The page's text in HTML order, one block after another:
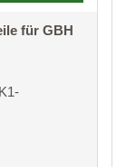
für GBH